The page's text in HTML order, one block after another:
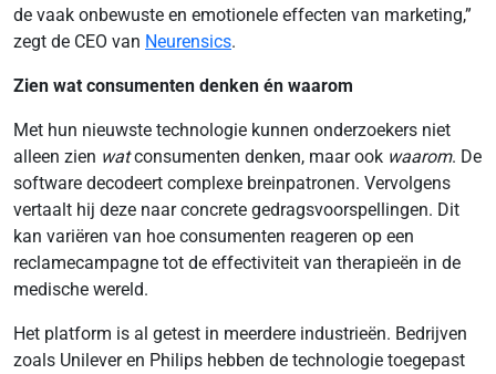
de vaak onbewuste en emotionele effecten van marketing,”
zegt de CEO van Neurensics.
Zien wat consumenten denken én waarom
Met hun nieuwste technologie kunnen onderzoekers niet
alleen zien watconsumenten denken, maar ook waarom. De
software decodeert complexe breinpatronen. Vervolgens
vertaalt hij deze naar concrete gedragsvoorspellingen. Dit
kan variëren van hoe consumenten reageren op een
reclamecampagne tot de effectiviteit van therapieën in de
medische wereld.
Het platform is al getest in meerdere industrieën. Bedrijven
zoals Unilever en Philips hebben de technologie toegepast